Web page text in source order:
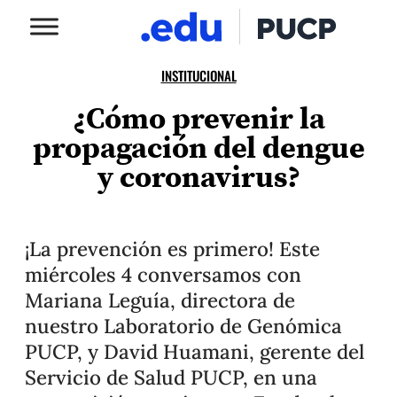
INSTITUCIONAL
¿Cómo prevenir la
propagación del dengue
y coronavirus?
¡La prevención es primero! Este
miércoles 4 conversamos con
Mariana Leguía, directora de
nuestro Laboratorio de Genómica
PUCP, y David Huamani, gerente del
Servicio de Salud PUCP, en una